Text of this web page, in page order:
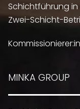
Schichtführung
Zwei-Schicht-
MINKA GROUP